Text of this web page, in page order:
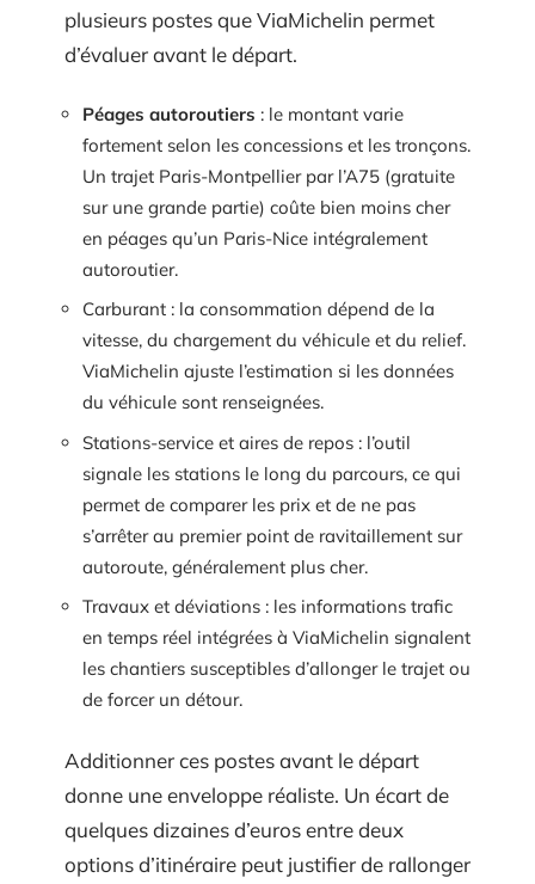
plusieurs postes que ViaMichelin permet
d’évaluer avant le départ.
Péages autoroutiers : le montant varie
fortement selon les concessions et les tronçons.
Un trajet Paris-Montpellier par l’A75 (gratuite
sur une grande partie) coûte bien moins cher
en péages qu’un Paris-Nice intégralement
autoroutier.
Carburant : la consommation dépend de la
vitesse, du chargement du véhicule et du relief.
ViaMichelin ajuste l’estimation si les données
du véhicule sont renseignées.
Stations-service et aires de repos : l’outil
signale les stations le long du parcours, ce qui
permet de comparer les prix et de ne pas
s’arrêter au premier point de ravitaillement sur
autoroute, généralement plus cher.
Travaux et déviations : les informations trafic
en temps réel intégrées à ViaMichelin signalent
les chantiers susceptibles d’allonger le trajet ou
de forcer un détour.
Additionner ces postes avant le départ
donne une enveloppe réaliste. Un écart de
quelques dizaines d’euros entre deux
options d’itinéraire peut justifier de rallonger